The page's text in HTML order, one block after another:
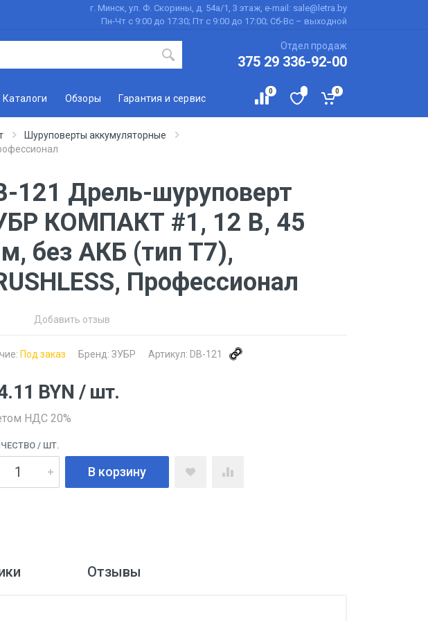
г. Минск, ул. Ф. Скорины, д. 54а/1, 3 этаж, e-mail: sale@letra.by
Пн-Чт с 9:00 до 17:30; Пт с 9:00 до 17:00; Сб-Вс – выходной
Отдел продаж
375 29 336-92-00
Каталоги Обзоры Гарантия и сервис
0 0
Шуруповерты аккумуляторные
121 Дрель-шуруповерт
КОМПАКТ #1, 12 В, 45
без АКБ (тип Т7),
Профессионал
Добавить отзыв
Под заказ Бренд: ЗУБР Артикул: DB-121
BYN / шт.
НДС 20%
/ ШТ.
В корзину
Отзывы